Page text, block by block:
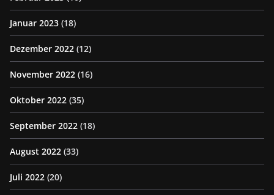
Januar 2023 (18)
Dezember 2022 (12)
November 2022 (16)
Oktober 2022 (35)
September 2022 (18)
August 2022 (33)
Juli 2022 (20)